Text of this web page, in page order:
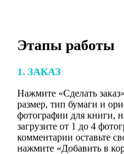
Этапы работы
1. ЗАКАЗ
Нажмите «Сделать
размер, тип бумаги и
фотографии для книги,
загрузите от 1 до 4
комментарии оставьте
нажмите «Добавить в